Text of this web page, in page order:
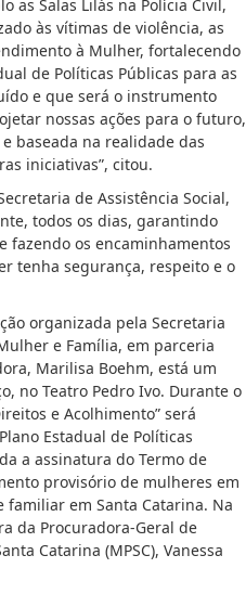
as Salas Lilás na Polícia Civil,
às vítimas de violência, as
à Mulher, fortalecendo
de Políticas Públicas para as
e que será o instrumento
nossas ações para o futuro,
baseada na realidade das
iniciativas”, citou.
de Assistência Social,
todos os dias, garantindo
fazendo os encaminhamentos
tenha segurança, respeito e o
organizada pela Secretaria
e Família, em parceria
Marilisa Boehm, está um
no Teatro Pedro Ivo. Durante o
e Acolhimento” será
Estadual de Políticas
a assinatura do Termo de
provisório de mulheres em
familiar em Santa Catarina. Na
da Procuradora-Geral de
Catarina (MPSC), Vanessa